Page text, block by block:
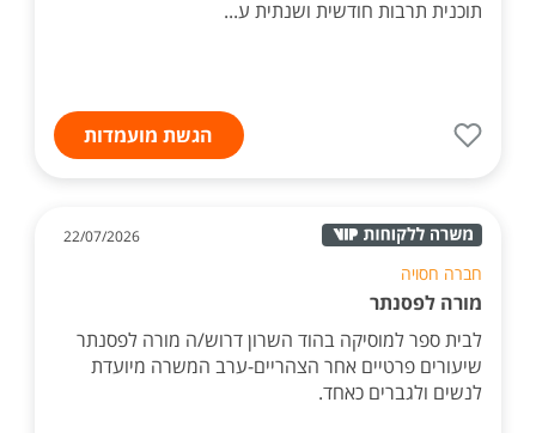
תוכנית תרבות חודשית ושנתית ע...
הגשת מועמדות
22/07/2026
חברה חסויה
מורה לפסנתר
לבית ספר למוסיקה בהוד השרון דרוש/ה מורה לפסנתר
שיעורים פרטיים אחר הצהריים-ערב המשרה מיועדת
לנשים ולגברים כאחד.